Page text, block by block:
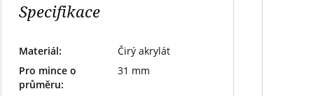
Specifikace
Materiál:
Čirý akrylát
Pro mince o
průměru:
31 mm